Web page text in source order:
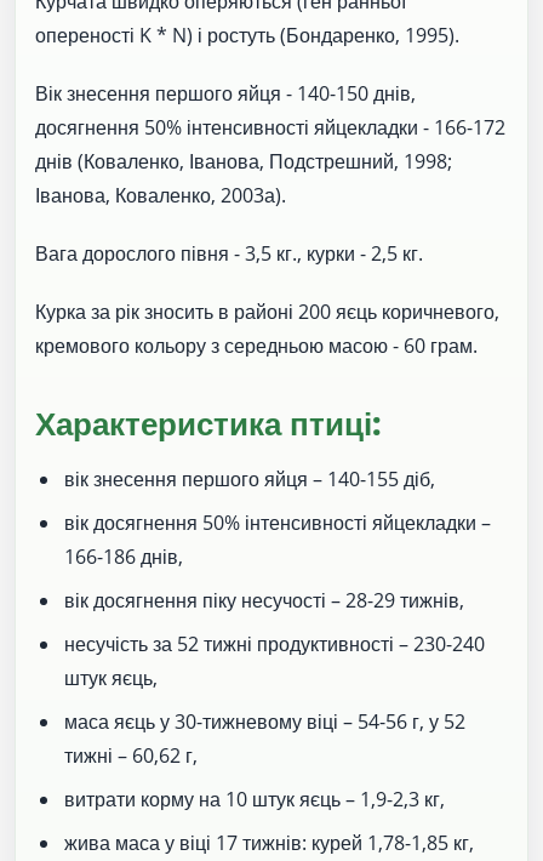
опереності K * N) і ростуть (Бондаренко, 1995).
Вік знесення першого яйця - 140-150 днів,
досягнення 50% інтенсивності яйцекладки - 166-172
днів (Коваленко, Іванова, Подстрешний, 1998;
Іванова, Коваленко, 2003а).
Вага дорослого півня - 3,5 кг., курки - 2,5 кг.
Курка за рік зносить в районі 200 яєць коричневого,
кремового кольору з середньою масою - 60 грам.
Характеристика птиці:
вік знесення першого яйця – 140-155 діб,
вік досягнення 50% інтенсивності яйцекладки –
166-186 днів,
вік досягнення піку несучості – 28-29 тижнів,
несучість за 52 тижні продуктивності – 230-240
штук яєць,
маса яєць у 30-тижневому віці – 54-56 г, у 52
тижні – 60,62 г,
витрати корму на 10 штук яєць – 1,9-2,3 кг,
жива маса у віці 17 тижнів: курей 1,78-1,85 кг,